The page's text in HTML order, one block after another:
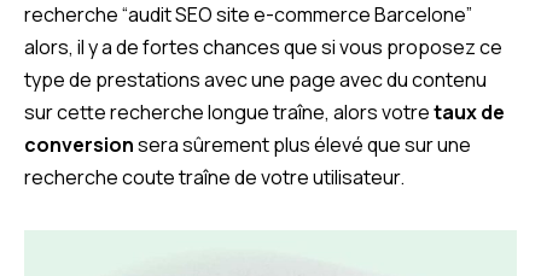
recherche “audit SEO site e-commerce Barcelone”
alors, il y a de fortes chances que si vous proposez ce
type de prestations avec une page avec du contenu
sur cette recherche longue traîne, alors votretaux de
conversionsera sûrement plus élevé que sur une
recherche coute traîne de votre utilisateur.